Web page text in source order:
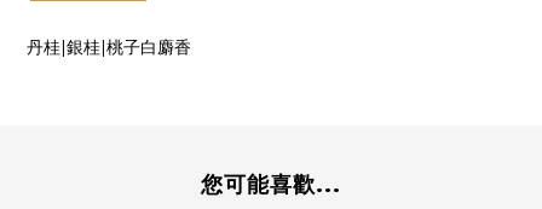
丹桂|銀桂|桃子白麝香
您可能喜歡...